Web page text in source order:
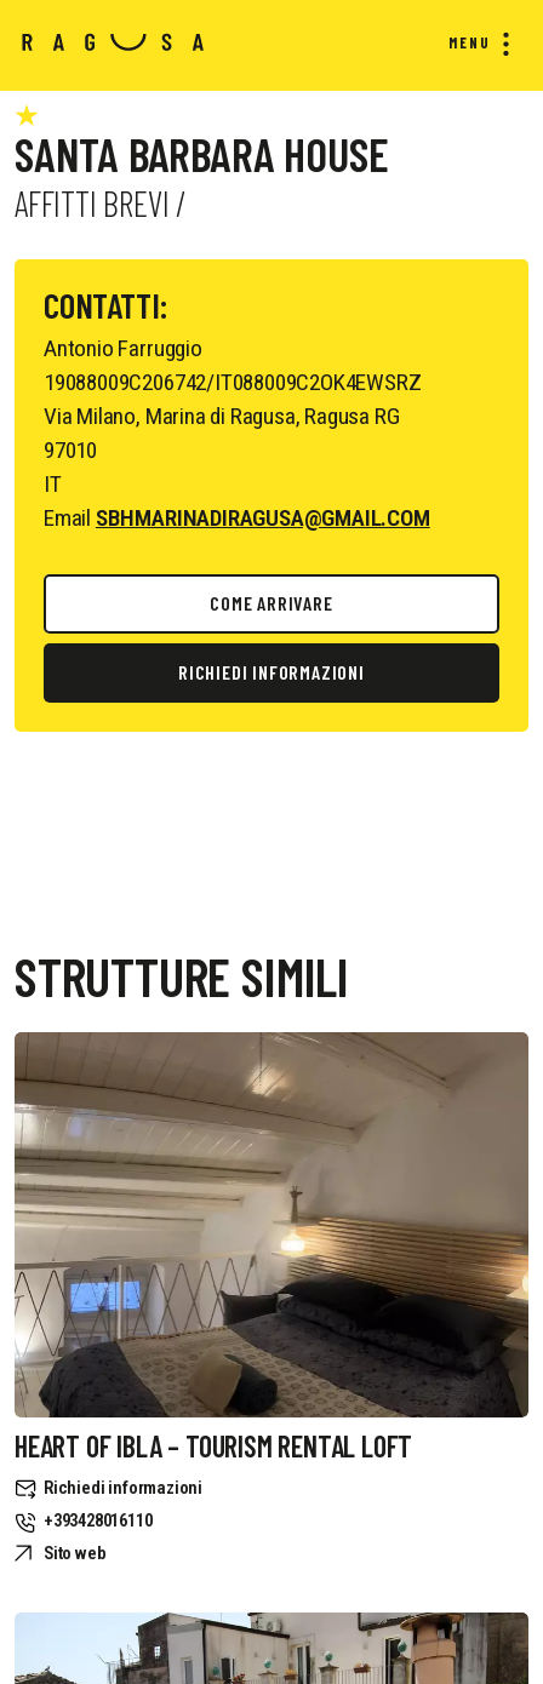
MENU
SANTA BARBARA HOUSE
AFFITTI BREVI /
CONTATTI:
Antonio Farruggio
19088009C206742/IT088009C2OK4EWSRZ
Via Milano, Marina di Ragusa, Ragusa RG
97010
IT
Email SBHMARINADIRAGUSA@GMAIL.COM
COME ARRIVARE
RICHIEDI INFORMAZIONI
STRUTTURE SIMILI
HEART OF IBLA – TOURISM RENTAL LOFT
Richiedi informazioni
+393428016110
Sito web